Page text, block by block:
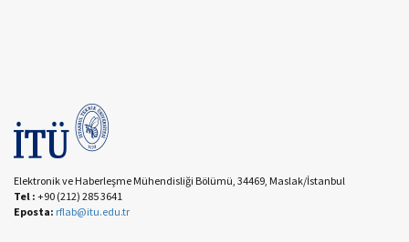
Elektronik ve Haberleşme Mühendisliği Bölümü, 34469, Maslak/İstanbul
Tel : +90 (212) 285 3641
Eposta: rflab@itu.edu.tr